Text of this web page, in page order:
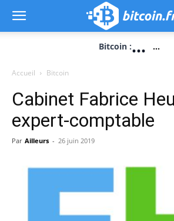
Bitcoin :... ...
Accueil Bitcoin
Cabinet Fabrice
expert-comptable
Par Ailleurs - 26 juin 2019